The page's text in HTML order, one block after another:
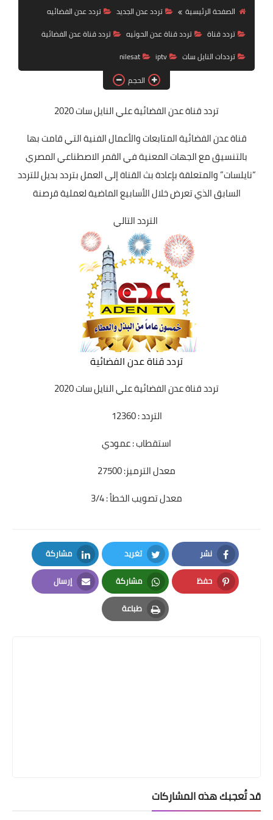
تردد قناة
nilesat
iptv
ترددات النايل سات
ترددات النايل سات
الصفحة الرئيسية
تردد عدن الجديد
تردد عدن الفضائيه
تردد قناة
تردد قناة عدن الحوثيه
تردد قناة عدن الفضائية
ترددات النايل سات
iptv
nilesat
الحجم
تردد قناة عدن الفضائيةعلي النايل سات 2020
قناة عدن الفضائية المتابعات والأعمال الفنية التي قامت بها
بالتنسيق مع الجهات المعنية في القمر الاصطناعي المصري
“نايلسات” والمتعلقة بإعادة بث القناة إلى العمل بتردد بديل للتردد
السابق الذي تعرض خلال الأسابيع الماضية لعملية قرصنة
التردد التالي
تردد قناة عدن الفضائية
تردد قناة عدن الفضائيةعلي النايل سات 2020
التردد : 12360
استقطاب : عمودي
معدل الترميز: 27500
معدل تصويب الخطأ : 3/4
نشر
Facebook
تغريد
Twitter
مشاركة
LinkedIn
حفظ
Pinterest
مشاركة
Whatsapp
إرسال
Email
طباعة
Print
قد تُعجبك هذه المشاركات